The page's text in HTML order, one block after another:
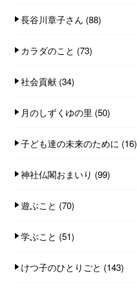
長谷川章子さん (88)
カラダのこと (73)
社会貢献 (34)
月のしずくゆの里 (50)
子ども達の未来のために (16)
神社仏閣おまいり (99)
遊ぶこと (70)
学ぶこと (51)
けつ子のひとりごと (143)